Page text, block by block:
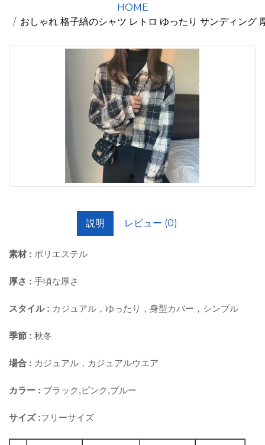
HOME
おしゃれ 格子縞のシャツ レトロ ゆったり サンディング
説明 レビュー (0)
素材 : ポリエステル
厚さ : 手頃な厚さ
スタイル : カジュアル，ゆったり，身型カバー，シンプル
季節 : 秋冬
場合 : カジュアル，カジュアルウエア
カラー : ブラック,ピンク,ブルー
サイズ :フリーサイズ